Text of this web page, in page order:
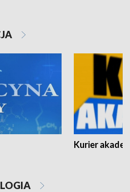
Kurier